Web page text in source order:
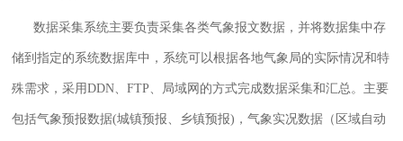
数据采集系统主要负责采集各类气象报文数据，并将数据集中存
储到指定的系统数据库中，系统可以根据各地气象局的实际情况和特
殊需求，采用DDN、FTP、局域网的方式完成数据采集和汇总。主要
包括气象预报数据(城镇预报、乡镇预报)，气象实况数据（区域自动